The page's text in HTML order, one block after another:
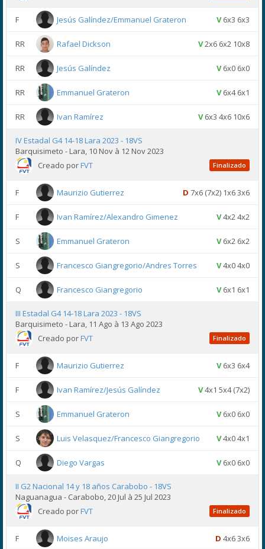
F Jesús Galíndez/Emmanuel Grateron V6x3 6x3
RR Rafael Dickson V2x6 6x2 10x8
RR Jesús Galíndez V6x0 6x0
RR Emmanuel Grateron V6x4 6x1
RR Ivan Ramírez V6x3 4x6 10x6
IV Estadal G4 14-18 Lara 2023 - 18VS
Barquisimeto - Lara, 10 Nov à 12 Nov 2023
Creado porFVT Finalizado
F Maurizio Gutierrez D 7x6 (7x2) 1x6 3x6
F Ivan Ramírez/Alexandro Gimenez V4x2 4x2
S Emmanuel Grateron V6x2 6x2
S Francesco Giangregorio/Andres Torres V4x0 4x0
Q Francesco Giangregorio V6x1 6x1
III Estadal G4 14-18 Lara 2023 - 18VS
Barquisimeto - Lara, 11 Ago à 13 Ago 2023
Creado porFVT Finalizado
F Maurizio Gutierrez V6x3 6x4
F Ivan Ramírez/Jesús Galíndez V4x1 5x4 (7x2)
S Emmanuel Grateron V6x0 6x0
S Luis Velasquez/Francesco Giangregorio V4x0 4x1
Q Diego Vargas V6x0 6x0
II G2 Nacional 14 y 18 años Carabobo - 18VS
Naguanagua - Carabobo, 20 Jul à 25 Jul 2023
Creado porFVT Finalizado
F Moises Araujo D 4x6 3x6